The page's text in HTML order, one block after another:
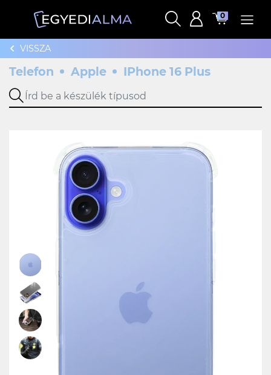
0
VISSZA
Telefon Apple IPhone 16 Plus